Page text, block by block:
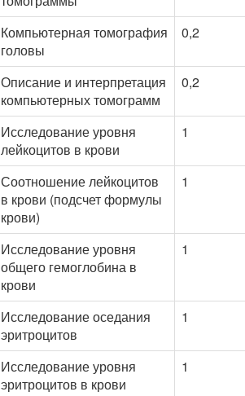
Компьютерная томография
головы
0,2
Описание и интерпретация
компьютерных томограмм
0,2
Исследование уровня
лейкоцитов в крови
1
Соотношение лейкоцитов
в крови (подсчет формулы
крови)
1
Исследование уровня
общего гемоглобина в
крови
1
Исследование оседания
эритроцитов
1
Исследование уровня
эритроцитов в крови
1